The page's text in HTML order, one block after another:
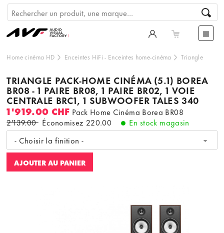
Home cinéma HD Enceintes HiFi - Enceintes home-cinéma Triangle
TRIANGLE PACK-HOME CINÉMA (5.1) BOREA
BR08 - 1 PAIRE BR08, 1 PAIRE BR02, 1 VOIE
CENTRALE BRC1, 1 SUBWOOFER TALES 340
1'919.00 CHF Pack Home Cinéma Borea BR08
2'139.00 Économisez 220.00
En stock magasin
- Choisir la finition -
AJOUTER AU PANIER